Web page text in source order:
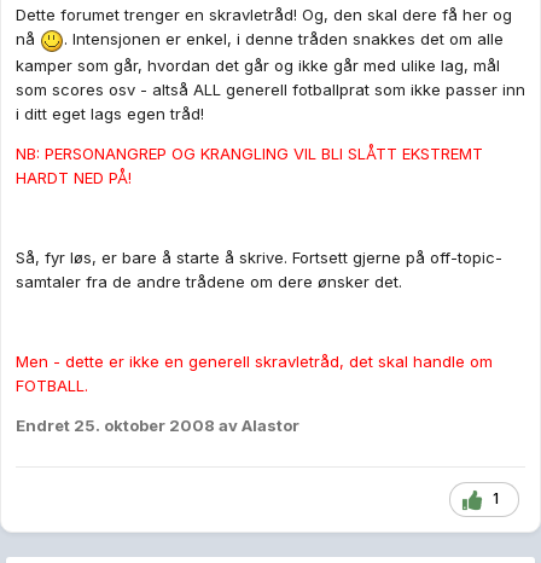
Dette forumet trenger en skravletråd! Og, den skal dere få her og
nå
. Intensjonen er enkel, i denne tråden snakkes det om alle
kamper som går, hvordan det går og ikke går med ulike lag, mål
som scores osv - altså ALL generell fotballprat som ikke passer inn
i ditt eget lags egen tråd!
NB: PERSONANGREP OG KRANGLING VIL BLI SLÅTT EKSTREMT
HARDT NED PÅ!
Så, fyr løs, er bare å starte å skrive. Fortsett gjerne på off-topic-
samtaler fra de andre trådene om dere ønsker det.
Men - dette er ikke en generell skravletråd, det skal handle om
FOTBALL.
Endret 25. oktober 2008 av Alastor
1